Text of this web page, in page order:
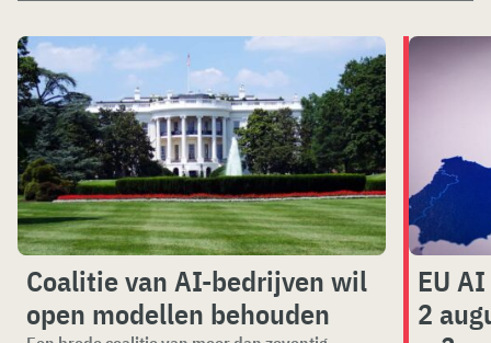
Coalitie van AI-bedrijven wil
open modellen behouden
EU
2